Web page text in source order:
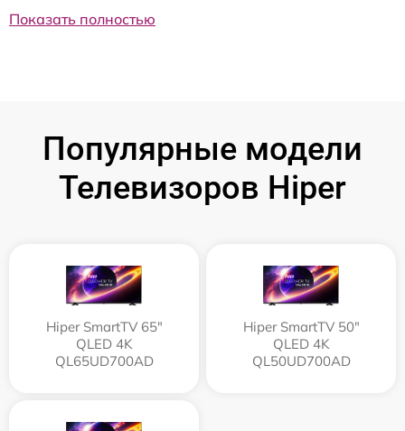
Показать полностью
Популярные модели
Телевизоров Hiper
Hiper SmartTV 65"
QLED 4K
QL65UD700AD
Hiper SmartTV 50"
QLED 4K
QL50UD700AD